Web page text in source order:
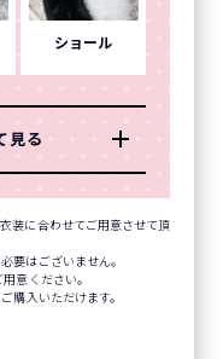
ショール
見る
装に合わせてご用意させて頂
要はございません。
意ください。
購入いただけます。